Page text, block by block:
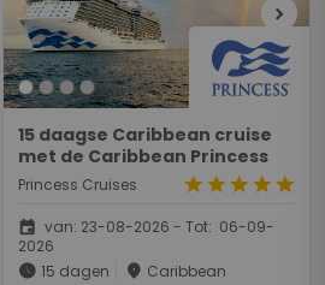
chevron_right
15 daagse Caribbean cruise
met de Caribbean Princess
Princess Cruises starstarstarstarstar
event van: 23-08-2026 - Tot: 06-09-
2026
schedule 15 dagen place Caribbean